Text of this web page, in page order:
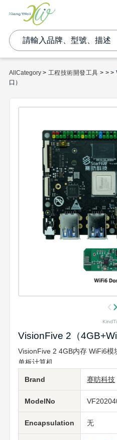
AllCategory> 工程技術開發工具 > >>
口）
VisionFive 2（
VisionFive 2 4GB内存 WiFi6
单板计算机
Brand 赛昉科技
ModelNo
Encapsulation 无